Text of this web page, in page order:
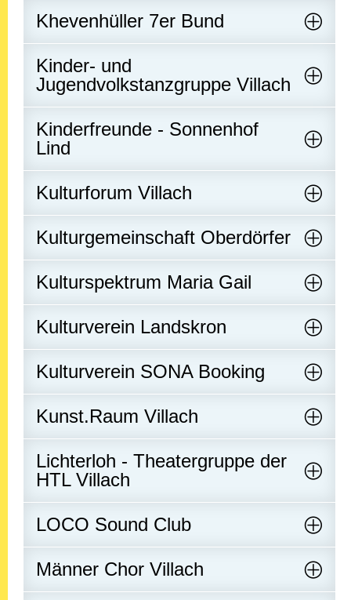
Khevenhüller 7er Bund
Kinder- und
Jugendvolkstanzgruppe Villach
Kinderfreunde - Sonnenhof
Lind
Kulturforum Villach
Kulturgemeinschaft Oberdörfer
Kulturspektrum Maria Gail
Kulturverein Landskron
Kulturverein SONA Booking
Kunst.Raum Villach
Lichterloh - Theatergruppe der
HTL Villach
LOCO Sound Club
Männer Chor Villach